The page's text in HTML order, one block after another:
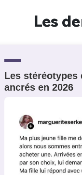
Les
Les stéréotypes
ancrés en 2026